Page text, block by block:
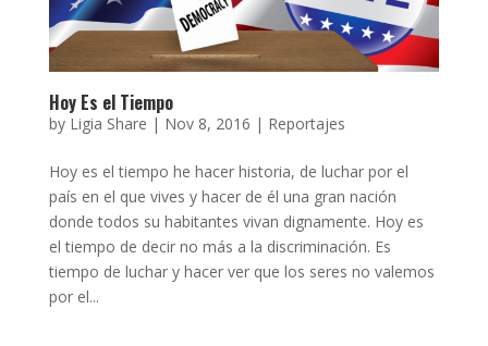
Hoy Es el Tiempo
by Ligia Share | Nov 8, 2016 | Reportajes
Hoy es el tiempo he hacer historia, de luchar por el
país en el que vives y hacer de él una gran nación
donde todos su habitantes vivan dignamente. Hoy es
el tiempo de decir no más a la discriminación. Es
tiempo de luchar y hacer ver que los seres no valemos
por el...